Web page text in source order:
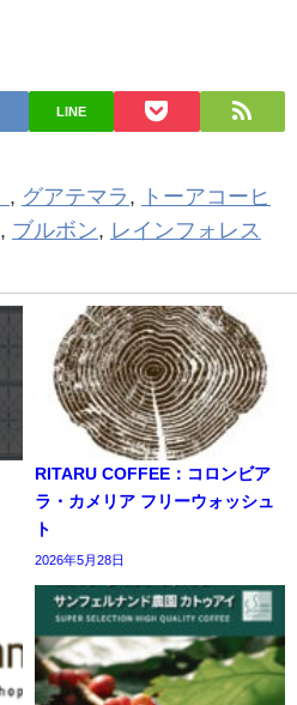
LINE
, グアテマラ ,
トーアコーヒ
, ブルボン,
レインフォレス
RITARU COFFEE：コロンビア
ラ・カメリア フリーウォッシュ
ト
2026年5月28日